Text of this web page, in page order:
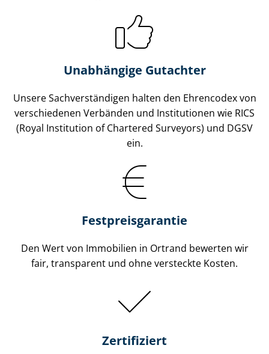
Unabhängige Gutachter
Unsere Sach­ver­stän­di­gen halten den Ehrencodex von
verschiedenen Verbänden und Institutionen wie RICS
(Royal Institution of Chartered Surveyors) und DGSV
ein.
Festpreis​garantie
Den Wert von Immobilien in Ortrand bewerten wir
fair, transparent und ohne versteckte Kosten.
Zertifiziert